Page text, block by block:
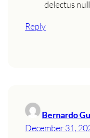
delectus
Reply
Bernardo
December 31,